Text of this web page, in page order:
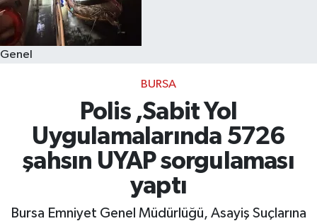
Genel
BURSA
Polis ,Sabit Yol
Uygulamalarında 5726
şahsın UYAP sorgulaması
yaptı
Bursa Emniyet Genel Müdürlüğü, Asayiş Suçlarına
Magazin
Kültür & Sanat
Teknoloji
Bilim
Genel